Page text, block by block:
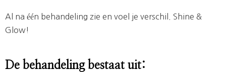
Al na één behandeling zie en voel je verschil. Shine &
Glow!
De behandeling bestaat uit: